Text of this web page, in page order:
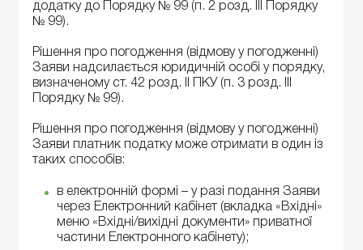
додатку до Порядку № 99 (п. 2 розд. ІІІ Порядку
№ 99).
Рішення про погодження (відмову у погодженні)
Заяви надсилається юридичній особі у порядку,
визначеному ст. 42 розд. II ПКУ (п. 3 розд. ІІІ
Порядку № 99).
Рішення про погодження (відмову у погодженні)
Заяви платник податку може отримати в один із
таких способів:
в електронній формі – у разі подання Заяви
через Електронний кабінет (вкладка «Вхідні»
меню «Вхідні/вихідні документи» приватної
частини Електронного кабінету);